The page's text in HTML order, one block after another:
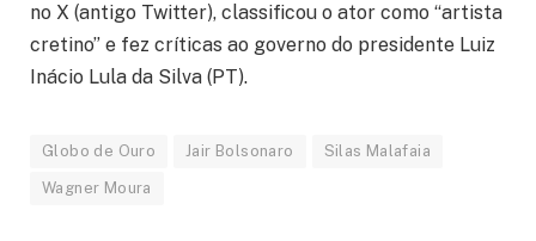
no X (antigo Twitter), classificou o ator como “artista
cretino” e fez críticas ao governo do presidente Luiz
Inácio Lula da Silva (PT).
Globo de Ouro Jair Bolsonaro Silas Malafaia
Wagner Moura